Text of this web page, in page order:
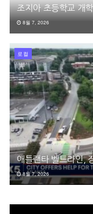
조지아 초등학교 개
8월 7, 2026
로컬
애틀랜타 벨트라인,
8월 7, 2026